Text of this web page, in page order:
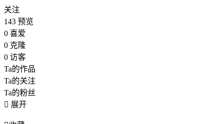
关注
143 预览
0 喜爱
0 克隆
0 访客
Ta的作品
Ta的关注
Ta的粉丝
 展开